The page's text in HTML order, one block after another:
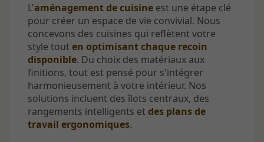
L'aménagement de cuisine est une étape clé
pour créer un espace de vie convivial. Nous
concevons des cuisines qui reflètent votre
style touten optimisant chaque recoin
disponible. Du choix des matériaux aux
finitions, tout est pensé pour s'intégrer
harmonieusement à votre intérieur. Nos
solutions incluent des îlots centraux, des
rangements intelligents etdes plans de
travail ergonomiques.